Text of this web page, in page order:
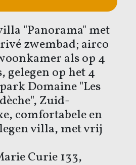
"Panorama" met
zwembad; airco
als op 4
gelegen op het 4
Domaine "Les
Zuid-
comfortabele en
villa, met vrij
Curie 133,